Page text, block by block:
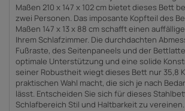
Maßen 210 x 147 x 102 cm bietet dieses Bett
zwei Personen. Das imposante Kopfteil des
Maßen 147 x 13 x 88 cm schafft einen
Ihrem Schlafzimmer. Die durchdachten
Fußraste, des Seitenpaneels und der
optimale Unterstützung und eine solide
seiner Robustheit wiegt dieses Bett nur 35,8
praktischen Wahl macht, die sich je nach
lässt. Entscheiden Sie sich für dieses
Schlafbereich Stil und Haltbarkeit zu vereinen.